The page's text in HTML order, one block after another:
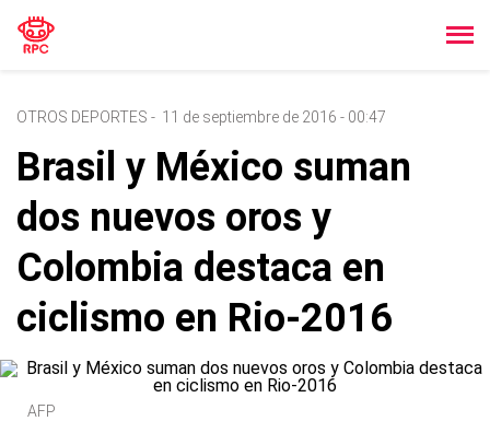
OTROS DEPORTES - 11 de septiembre de 2016 - 00:47
Brasil y México suman
dos nuevos oros y
Colombia destaca en
ciclismo en Rio-2016
AFP